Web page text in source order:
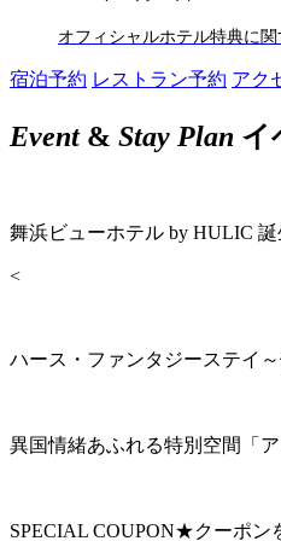
オフィシャルホテル特典に
宿泊予約 レストラン予約 アク
Event& Stay Plan イ
舞浜ビューホテル by HULIC
<
ハース・ファンタジーステイ
異国情緒あふれる特別空間「
SPECIAL COUPON★クーポン